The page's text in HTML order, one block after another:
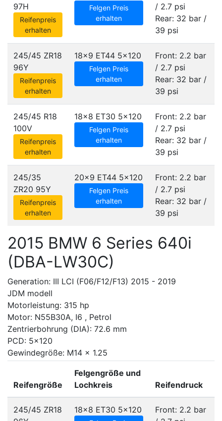
97H
Reifenpreis
erhalten
Felgen Preis
erhalten
/ 2.7 psi
Rear: 32 bar /
39 psi
245/45 ZR18
96Y
Reifenpreis
erhalten
18x9 ET44 5x120
Felgen Preis
erhalten
Front: 2.2 bar
/ 2.7 psi
Rear: 32 bar /
39 psi
245/45 R18
100V
Reifenpreis
erhalten
18x8 ET30 5x120
Felgen Preis
erhalten
Front: 2.2 bar
/ 2.7 psi
Rear: 32 bar /
39 psi
245/35
ZR20 95Y
Reifenpreis
erhalten
20x9 ET44 5x120
Felgen Preis
erhalten
Front: 2.2 bar
/ 2.7 psi
Rear: 32 bar /
39 psi
2015 BMW 6 Series 640i
(DBA-LW30C)
Generation: III LCI (F06/F12/F13) 2015 - 2019
JDM modell
Motorleistung: 315 hp
Motor: N55B30A, I6 , Petrol
Zentrierbohrung (DIA): 72.6 mm
PCD: 5x120
Gewindegröße: M14 x 1.25
Reifengröße
Felgengröße und
Lochkreis
Reifendruck
245/45 ZR18
18x8 ET30 5x120
Front: 2.2 bar